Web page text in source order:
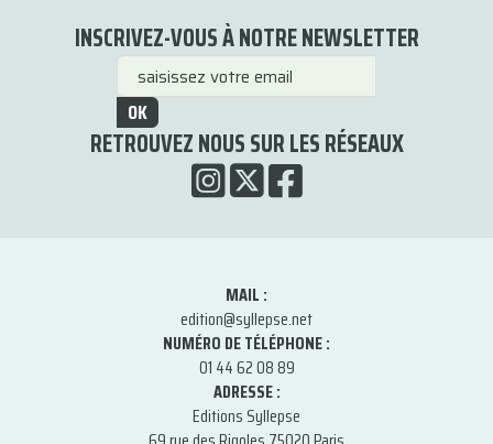
INSCRIVEZ-VOUS À NOTRE NEWSLETTER
OK
RETROUVEZ NOUS SUR LES RÉSEAUX
MAIL :
edition@syllepse.net
NUMÉRO DE TÉLÉPHONE :
01 44 62 08 89
ADRESSE :
Editions Syllepse